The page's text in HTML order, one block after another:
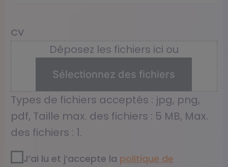
CV
Déposez les fichiers ici ou
Sélectionnez des fichiers
Types de fichiers acceptés : jpg, png,
pdf, Taille max. des fichiers : 5 MB, Max.
des fichiers : 1.
RGPD2 *
J’ai lu et j’accepte la politique de